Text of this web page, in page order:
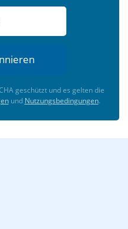
geschützt und es gelten die
und Nutzungsbedingungen.